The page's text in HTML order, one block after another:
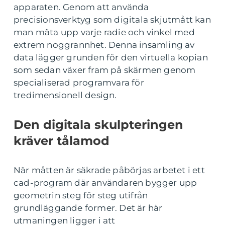
apparaten. Genom att använda
precisionsverktyg som digitala skjutmått kan
man mäta upp varje radie och vinkel med
extrem noggrannhet. Denna insamling av
data lägger grunden för den virtuella kopian
som sedan växer fram på skärmen genom
specialiserad programvara för
tredimensionell design.
Den digitala skulpteringen
kräver tålamod
När måtten är säkrade påbörjas arbetet i ett
cad-program där användaren bygger upp
geometrin steg för steg utifrån
grundläggande former. Det är här
utmaningen ligger i att